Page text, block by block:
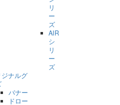
リ
ー
ズ
AIR
シ
リ
ー
ズ
ジナルグ
バナー
ドロー